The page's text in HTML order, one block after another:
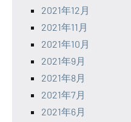
2021年12月
2021年11月
2021年10月
2021年9月
2021年8月
2021年7月
2021年6月